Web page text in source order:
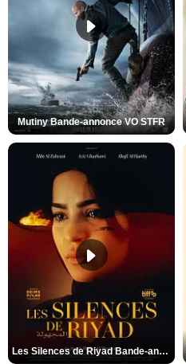
Mutiny Bande-annonce VO STFR
Les Silences de Riyad Bande-annonce VO STFR